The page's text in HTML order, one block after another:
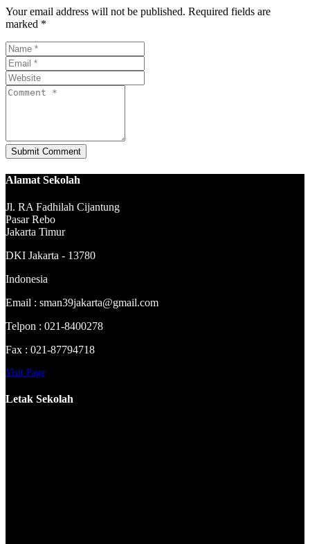
Your email address will not be published. Required fields are
marked *
Alamat Sekolah
Jl. RA Fadhilah Cijantung
Pasar Rebo
Jakarta Timur
DKI Jakarta - 13780
Indonesia
Email : sman39jakarta@gmail.com
Telpon : 021-8400278
Fax : 021-87794718
Visit Page
Letak Sekolah